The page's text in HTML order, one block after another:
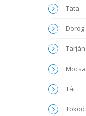
Tata
Dorog
Tarján
Mocsa
Tát
Tokod